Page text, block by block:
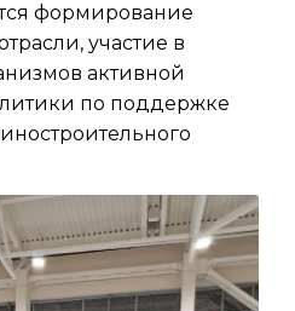
формирование
участие в
активной
по поддержке